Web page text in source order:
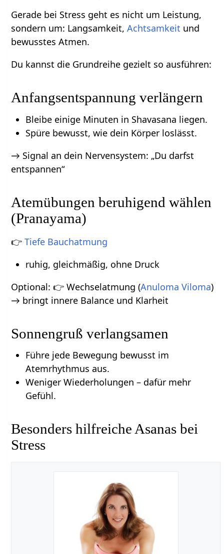
Gerade bei Stress geht es nicht um Leistung,
sondern um: Langsamkeit,Achtsamkeit und
bewusstes Atmen.
Du kannst die Grundreihe gezielt so ausführen:
Anfangsentspannung verlängern
Bleibe einige Minuten in Shavasana liegen.
Spüre bewusst, wie dein Körper loslässt.
→ Signal an dein Nervensystem: „Du darfst
entspannen“
Atemübungen beruhigend wählen
(Pranayama)
👉Tiefe Bauchatmung
ruhig, gleichmäßig, ohne Druck
Optional: 👉 Wechselatmung (Anuloma Viloma)
→ bringt innere Balance und Klarheit
Sonnengruß verlangsamen
Führe jede Bewegung bewusst im
Atemrhythmus aus.
Weniger Wiederholungen – dafür mehr
Gefühl.
Besonders hilfreiche Asanas bei
Stress